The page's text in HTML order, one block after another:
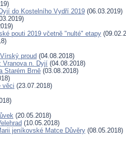
do Kostelního Vydří 2019 (06.03.2019)
pouti 2019 včetně "nulté" etapy
proud (04.08.2018)
Vranova n. Dyjí (04.08.2018)
Starém Brně (03.08.2018)
věci (23.07.2018)
(20.05.2018)
(10.05.2018)
jeníkovské Matce Důvěry (08.05.2018)